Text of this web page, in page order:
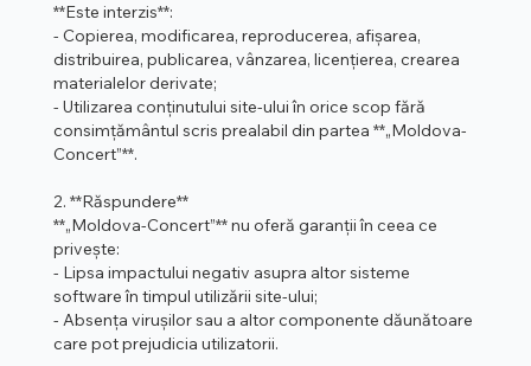
**Este interzis**:
- Copierea, modificarea, reproducerea, afișarea,
distribuirea, publicarea, vânzarea, licențierea, crearea
materialelor derivate;
- Utilizarea conținutului site-ului în orice scop fără
consimțământul scris prealabil din partea **„Moldova-
Concert”**.
2. **Răspundere**
**„Moldova-Concert”** nu oferă garanții în ceea ce
privește:
- Lipsa impactului negativ asupra altor sisteme
software în timpul utilizării site-ului;
- Absența virușilor sau a altor componente dăunătoare
care pot prejudicia utilizatorii.